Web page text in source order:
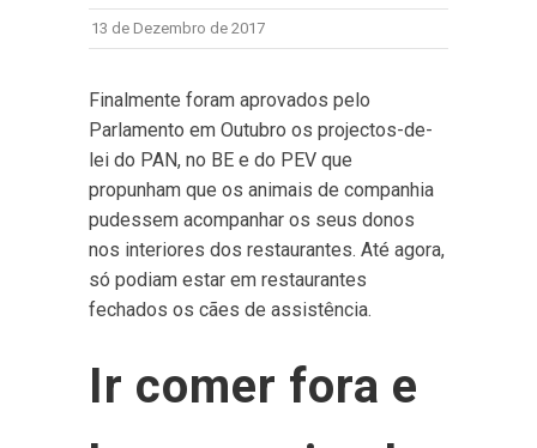
13 de Dezembro de 2017
Finalmente foram aprovados pelo
Parlamento em Outubro os projectos-de-
lei do PAN, no BE e do PEV que
propunham que os animais de companhia
pudessem acompanhar os seus donos
nos interiores dos restaurantes. Até agora,
só podiam estar em restaurantes
fechados os cães de assistência.
Ir comer fora e